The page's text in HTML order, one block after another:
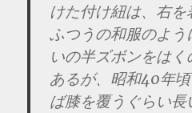
けた付け紐は、右を
ふつうの和服のよ
いの半ズボンをは
あるが、昭和40年
ば膝を覆うぐらい